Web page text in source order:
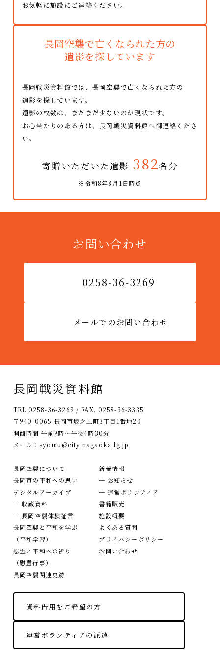
お気軽に施設にご連絡ください。
長岡空襲で亡くなられた方の
遺影を探しています
長岡戦災資料館では、長岡空襲で亡くなられた方の
遺影を探しています。
遺影の枚数は、まだまだ少ないのが現状です。
お心当たりのある方は、長岡戦災資料館へ御連絡くださ
い。
寄贈いただいた遺影 382名分
※令和8年8月1日時点
お問い合わせ
0258-36-3269
メールでのお問い合わせ
長岡戦災資料館
TEL.0258-36-3269 / FAX. 0258-36-3335
〒940-0065 長岡市坂之上町3丁目1番地20
開館時間 午前9時〜午後4時30分
メール： syomu@city.nagaoka.lg.jp
長岡空襲について
長岡市の平和への思い
デジタルアーカイブ
─ 収蔵資料
─ 長岡空襲体験証言
長岡空襲と平和を学ぶ
（平和学習）
慰霊と平和への祈り
（慰霊行事）
長岡空襲関連史跡
新着情報
─ お知らせ
─ 運営ボランティア
書籍販売
施設概要
よくある質問
プライバシーポリシー
お問い合わせ
資料借用をご希望の方
運営ボランティアの派遣